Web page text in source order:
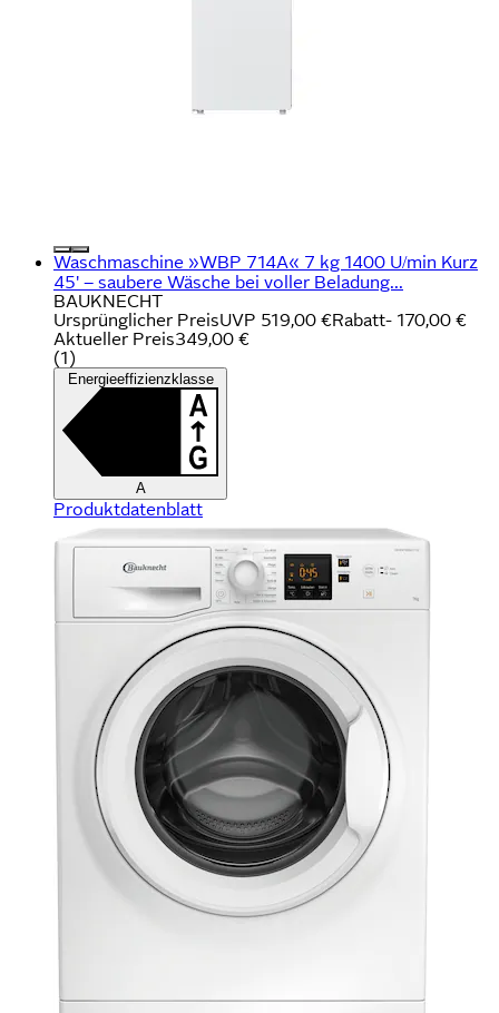
Waschmaschine »WBP 714A« 7 kg 1400 U/min Kurz
45' – saubere Wäsche bei voller Beladung...
BAUKNECHT
Ursprünglicher PreisUVP 519,00 €Rabatt- 170,00 €
Aktueller Preis349,00 €
(1)
Energieeffizienzklasse
A
Produktdatenblatt